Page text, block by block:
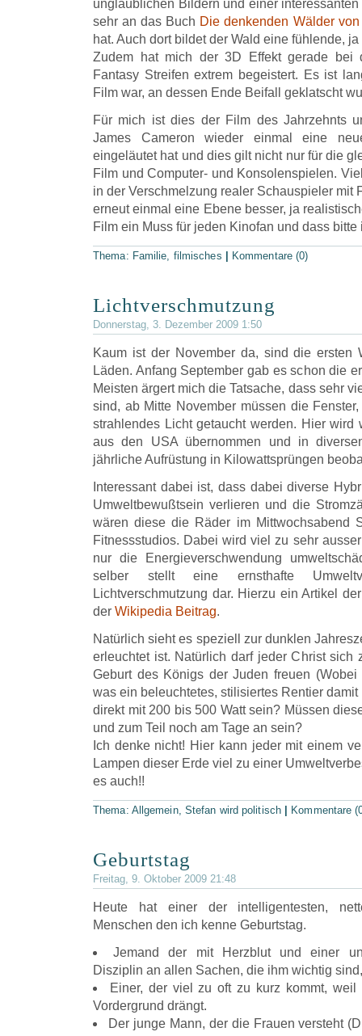
unglaublichen Bildern und einer
sehr an das Buch Die denkenden Wälder
hat. Auch dort bildet der Wald eine fühlende,
Zudem hat mich der 3D Effekt gerade bei
Fantasy Streifen extrem begeistert. Es ist
Film war, an dessen Ende Beifall geklatscht
Für mich ist dies der Film des Jahrzehnts
James Cameron wieder einmal eine
eingeläutet hat und dies gilt nicht nur für die
Film und Computer- und Konsolenspielen.
in der Verschmelzung realer Schauspieler mit
erneut einmal eine Ebene besser, ja
Film ein Muss für jeden Kinofan und dass bitte
Thema: Familie, filmisches Kommentare (0)
Lichtverschmutzung
Donnerstag, 3. Dezember 2009 1:50
Kaum ist der November da, sind die ersten
Läden. Anfang September gab es schon die
Meisten ärgert mich die Tatsache, dass sehr
sind, ab Mitte November müssen die
strahlendes Licht getaucht werden. Hier wird
aus den USA übernommen und in
jährliche Aufrüstung in Kilowattsprüngen
Interessant dabei ist, dass dabei diverse
Umweltbewußtsein verlieren und die
wären diese die Räder im Mittwochsabend
Fitnessstudios. Dabei wird viel zu sehr
nur die Energieverschwendung
selber stellt eine ernsthafte
Lichtverschmutzung dar. Hierzu ein Artikel
der Wikipedia Beitrag.
Natürlich sieht es speziell zur dunklen
erleuchtet ist. Natürlich darf jeder Christ sich
Geburt des Königs der Juden freuen
was ein beleuchtetes, stilisiertes Rentier
direkt mit 200 bis 500 Watt sein? Müssen
und zum Teil noch am Tage an sein?
Ich denke nicht! Hier kann jeder mit einem
Lampen dieser Erde viel zu einer
es auch!!
Thema: Allgemein, Stefan wird politisch Kommentare
Geburtstag
Freitag, 9. Oktober 2009 21:48
Heute hat einer der intelligentesten,
Menschen den ich kenne Geburtstag.
Jemand der mit Herzblut und einer
Disziplin an allen Sachen, die ihm wichtig
Einer, der viel zu oft zu kurz kommt,
Vordergrund drängt.
Der junge Mann, der die Frauen versteht